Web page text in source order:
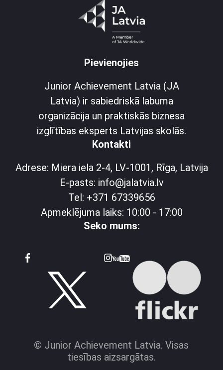
Pievienojies
Junior Achievement Latvia (JA
Latvia) ir sabiedriskā labuma
organizācija un praktiskās biznesa
izglītības eksperts Latvijas skolās.
Kontakti
Adrese: Miera iela 2-4, LV-1001, Rīga, Latvija
E-pasts: info@jalatvia.lv
Tel: +371 67339656
Apmeklējuma laiks: 10:00 - 17:00
Seko mums:
© Junior Achievement Latvia. Visas
tiesības aizsargātas.